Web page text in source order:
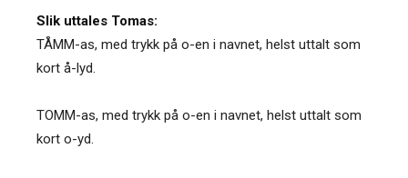
Slik uttales Tomas:
TÅMM-as, med trykk på o-en i navnet, helst uttalt som
kort å-lyd.
TOMM-as, med trykk på o-en i navnet, helst uttalt som
kort o-yd.